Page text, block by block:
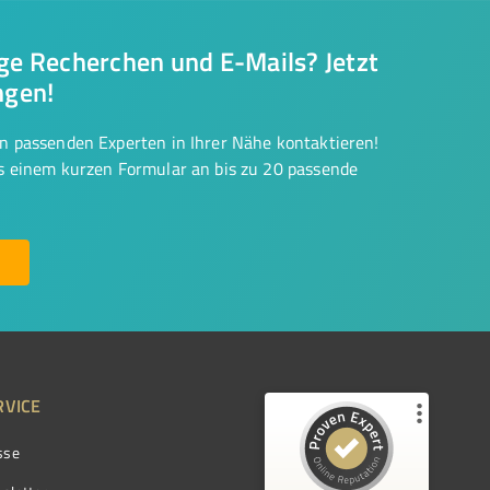
Recherchen und E-Mails? Jetzt
passenden Experten in Ihrer Nähe kontaktieren!
kurzen Formular an bis zu 20 passende
Kundenbewertungen und Erfahrungen zu
ProvenExpert.com